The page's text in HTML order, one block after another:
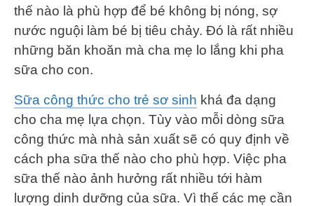
thế nào là phù hợp để bé không bị nóng, sợ
nước nguội làm bé bị tiêu chảy. Đó là rất nhiều
những băn khoăn mà cha mẹ lo lắng khi pha
sữa cho con.
Sữa công thức cho trẻ sơ sinh khá đa dạng
cho cha mẹ lựa chọn. Tùy vào mỗi dòng sữa
công thức mà nhà sản xuất sẽ có quy định về
cách pha sữa thế nào cho phù hợp. Việc pha
sữa thế nào ảnh hưởng rất nhiều tới hàm
lượng dinh dưỡng của sữa. Vì thế các mẹ cần